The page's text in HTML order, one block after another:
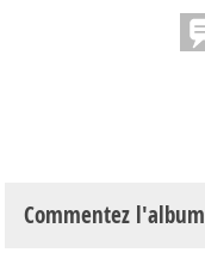
Commentez l'album